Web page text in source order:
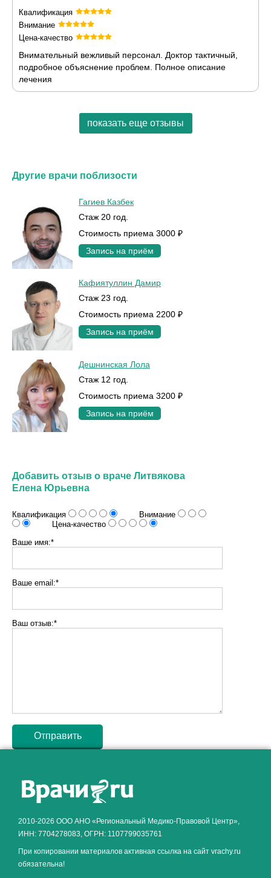
Квалификация
Внимание
Цена-качество
Внимательный вежливый персонал. Доктор тактичный,
подробное объяснение проблем. Полное описание
лечения
показать еще отзывы
Другие врачи поблизости
Гагиев Казбек
Стаж 20 год.
Стоимость приема 3000 ₽
Запись на приём
Кафиятуллин Дамир
Стаж 23 год.
Стоимость приема 2200 ₽
Запись на приём
Дешнинская Лола
Стаж 12 год.
Стоимость приема 3200 ₽
Запись на приём
Добавить отзыв о враче Литвякова
Елена Юрьевна
Квалификация
Внимание
Цена-качество
Ваше имя:*
Ваше email:*
Ваш отзыв:*
2010-2026 ООО АНО «Региональный Медико-Правовой Центр»,
ИНН: 7704278083, ОГРН: 1107799035761
При копировании материалов активная ссылка на сайт vrachy.ru
обязательна!